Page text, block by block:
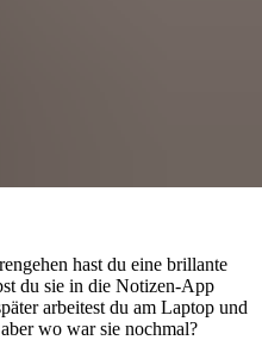
hast du eine brillante
du sie in die Notizen-App
arbeitest du am Laptop und
wo war sie nochmal?